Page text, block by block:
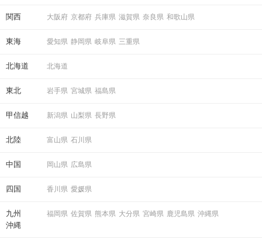
関西 大阪府 京都府 兵庫県 滋賀県 奈良県 和歌山県
東海 愛知県 静岡県 岐阜県 三重県
北海道 北海道
東北 岩手県 宮城県 福島県
甲信越 新潟県 山梨県 長野県
北陸 富山県 石川県
中国 岡山県 広島県
四国 香川県 愛媛県
九州
沖縄
福岡県 佐賀県 熊本県 大分県 宮崎県 鹿児島県 沖縄県